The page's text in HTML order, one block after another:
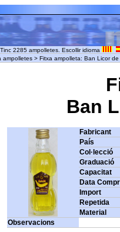
2285 ampolletes. Escollir idioma
ampolletes > Fitxa ampolleta: Ban Licor
Ban
Fabricant
País
Col·lecció
Graduació
Capacitat
Data
Import
Repetida
Material
Observacions